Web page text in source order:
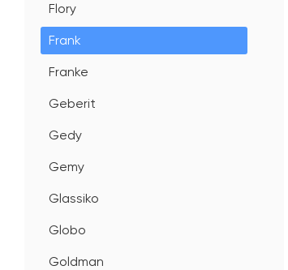
Flory
Frank
Franke
Geberit
Gedy
Gemy
Glassiko
Globo
Goldman